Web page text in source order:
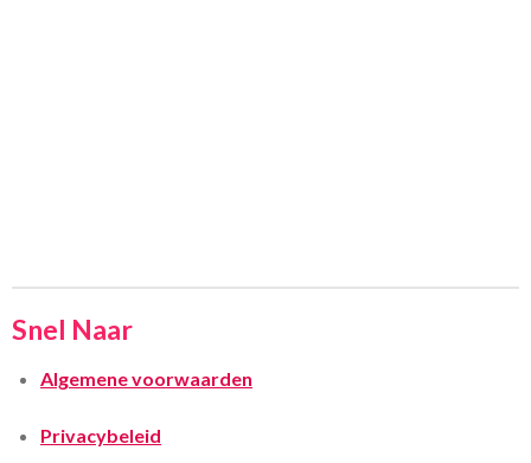
Snel Naar
Algemene voorwaarden
Privacybeleid